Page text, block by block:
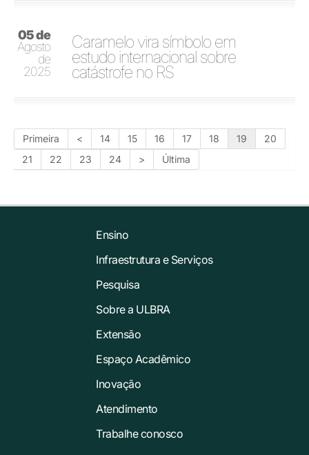
05 de
Agosto
de
2025
Caramelo vira símbolo em
estudo internacional sobre
catástrofe no RS
Primeira < 14 15 16 17 18 19
20
21
22 23 24 > Última
Ensino
Infraestrutura e Serviços
Pesquisa
Sobre a ULBRA
Extensão
Espaço Acadêmico
Inovação
Atendimento
Trabalhe conosco